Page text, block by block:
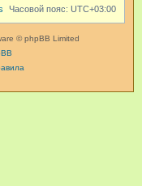
Часовой пояс: UTC+03:00
© phpBB Limited